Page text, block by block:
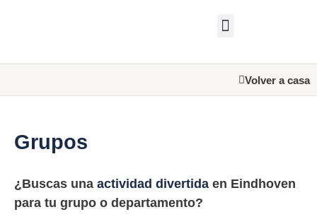
Volver a casa
Grupos
¿Buscas una actividad divertida en Eindhoven
para tu grupo o departamento?